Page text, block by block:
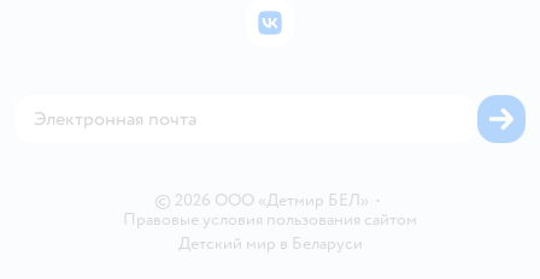
Политика использования файлов cookie
Бонусные карты
© 2026 ООО «Детмир БЕЛ» •
Правовые условия пользования сайтом
Детский мир в Беларуси
ВКонтакте